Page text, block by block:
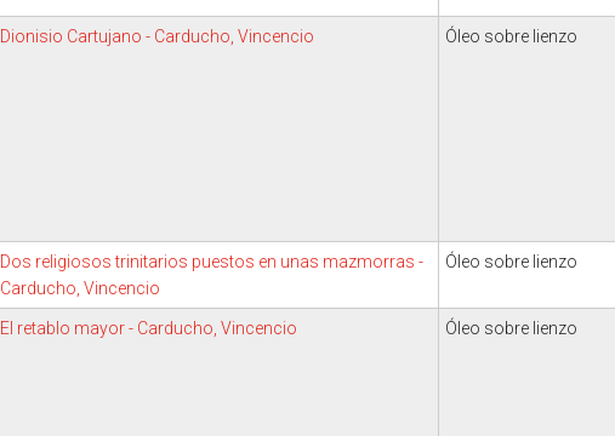
Dionisio Cartujano - Carducho, Vincencio Óleo sobre lienzo
Dos religiosos trinitarios puestos en unas mazmorras -
Carducho, Vincencio
Óleo sobre lienzo
El retablo mayor - Carducho, Vincencio Óleo sobre lienzo